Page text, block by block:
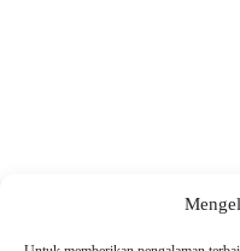
Maravilhas da